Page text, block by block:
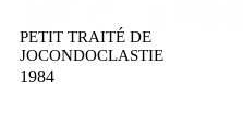
PETIT TRAITÉ DE
JOCONDOCLASTIE
1984